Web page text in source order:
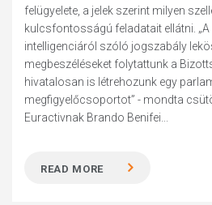
felügyelete, a jelek szerint milyen
kulcsfontosságú feladatait ellátni.
intelligenciáról szóló jogszabály
megbeszéléseket folytattunk a
hivatalosan is létrehozunk egy
megfigyelőcsoportot” - mondta
Euractivnak Brando Benifei...
READ MORE